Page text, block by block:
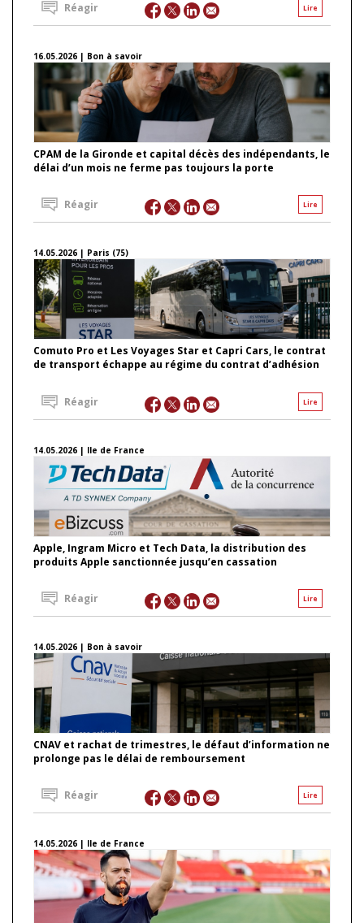
Lire
Réagir
16.05.2026 | Bon à savoir
CPAM de la Gironde et capital décès des indépendants, le
délai d’un mois ne ferme pas toujours la porte
Lire
Réagir
14.05.2026 | Paris (75)
Comuto Pro et Les Voyages Star et Capri Cars, le contrat
de transport échappe au régime du contrat d’adhésion
Lire
Réagir
14.05.2026 | Ile de France
Apple, Ingram Micro et Tech Data, la distribution des
produits Apple sanctionnée jusqu’en cassation
Lire
Réagir
14.05.2026 | Bon à savoir
CNAV et rachat de trimestres, le défaut d’information ne
prolonge pas le délai de remboursement
Lire
Réagir
14.05.2026 | Ile de France